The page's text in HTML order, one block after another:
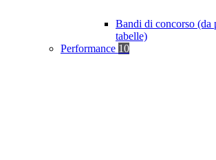
Bandi di concorso (da
tabelle)
Performance 10